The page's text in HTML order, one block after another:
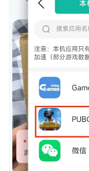
求生国际服、日
游戏掉线、ping
地”吃鸡“。
【永久免费加速：
真正24小时x365
现在玩的是国际
pubg游戏，都能
【谷歌服务框架：
ourplay加速器自